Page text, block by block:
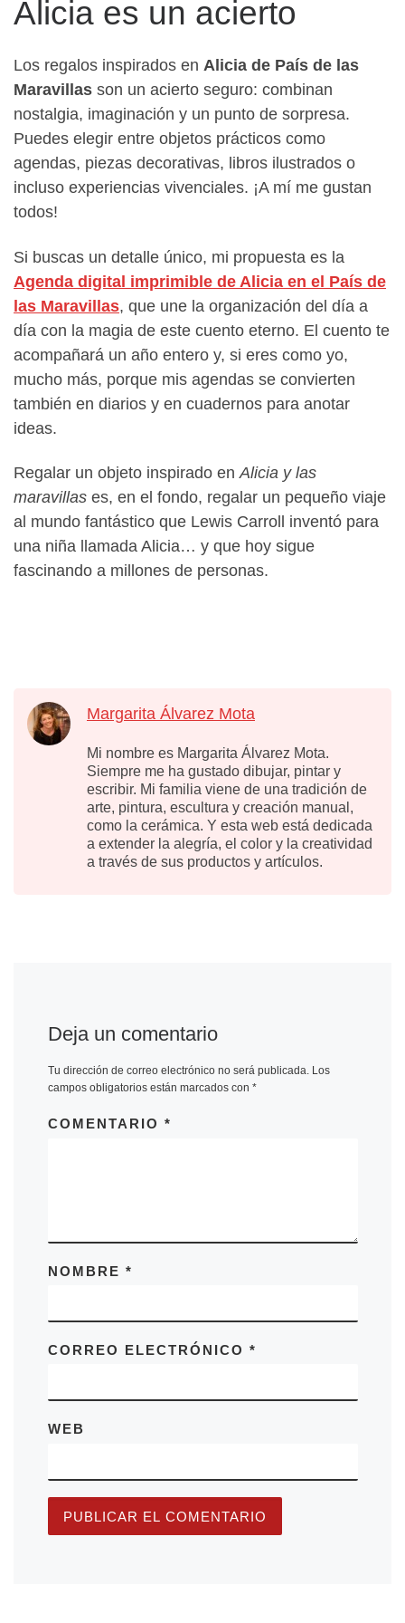
Alicia es un acierto
Los regalos inspirados en Alicia de País de las
Maravillas son un acierto seguro: combinan
nostalgia, imaginación y un punto de sorpresa.
Puedes elegir entre objetos prácticos como
agendas, piezas decorativas, libros ilustrados o
incluso experiencias vivenciales. ¡A mí me gustan
todos!
Si buscas un detalle único, mi propuesta es la
Agenda digital imprimible de Alicia en el País de
las Maravillas, que une la organización del día a
día con la magia de este cuento eterno. El cuento te
acompañará un año entero y, si eres como yo,
mucho más, porque mis agendas se convierten
también en diarios y en cuadernos para anotar
ideas.
Regalar un objeto inspirado enAlicia y las
maravillas es, en el fondo, regalar un pequeño viaje
al mundo fantástico que Lewis Carroll inventó para
una niña llamada Alicia… y que hoy sigue
fascinando a millones de personas.
Margarita Álvarez Mota
Mi nombre es Margarita Álvarez Mota.
Siempre me ha gustado dibujar, pintar y
escribir. Mi familia viene de una tradición de
arte, pintura, escultura y creación manual,
como la cerámica. Y esta web está dedicada
a extender la alegría, el color y la creatividad
a través de sus productos y artículos.
Deja un comentario
Tu dirección de correo electrónico no será publicada. Los
campos obligatorios están marcados con *
COMENTARIO *
NOMBRE *
CORREO ELECTRÓNICO *
WEB